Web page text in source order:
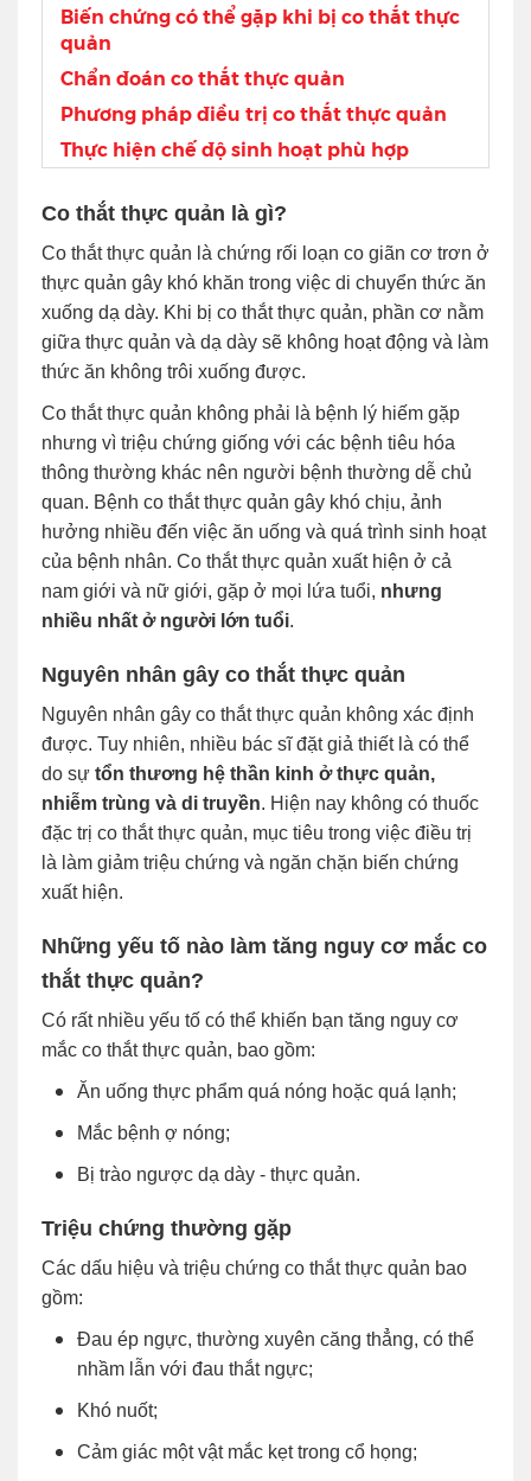
Biến chứng có thể gặp khi bị co thắt thực
quản
Chẩn đoán co thắt thực quản
Phương pháp điều trị co thắt thực quản
Thực hiện chế độ sinh hoạt phù hợp
Co thắt thực quản là gì?
Co thắt thực quản là chứng rối loạn co giãn cơ trơn ở
thực quản gây khó khăn trong việc di chuyển thức ăn
xuống dạ dày. Khi bị co thắt thực quản, phần cơ nằm
giữa thực quản và dạ dày sẽ không hoạt động và làm
thức ăn không trôi xuống được.
Co thắt thực quản không phải là bệnh lý hiếm gặp
nhưng vì triệu chứng giống với các bệnh tiêu hóa
thông thường khác nên người bệnh thường dễ chủ
quan. Bệnh co thắt thực quản gây khó chịu, ảnh
hưởng nhiều đến việc ăn uống và quá trình sinh hoạt
của bệnh nhân. Co thắt thực quản xuất hiện ở cả
nam giới và nữ giới, gặp ở mọi lứa tuổi, nhưng
nhiều nhất ở người lớn tuổi.
Nguyên nhân gây co thắt thực quản
Nguyên nhân gây co thắt thực quản không xác định
được. Tuy nhiên, nhiều bác sĩ đặt giả thiết là có thể
do sự tổn thương hệ thần kinh ở thực quản,
nhiễm trùng và di truyền. Hiện nay không có thuốc
đặc trị co thắt thực quản, mục tiêu trong việc điều trị
là làm giảm triệu chứng và ngăn chặn biến chứng
xuất hiện.
Những yếu tố nào làm tăng nguy cơ mắc co
thắt thực quản?
Có rất nhiều yếu tố có thể khiến bạn tăng nguy cơ
mắc co thắt thực quản, bao gồm:
Ăn uống thực phẩm quá nóng hoặc quá lạnh;
Mắc bệnh ợ nóng;
Bị trào ngược dạ dày - thực quản.
Triệu chứng thường gặp
Các dấu hiệu và triệu chứng co thắt thực quản bao
gồm:
Đau ép ngực, thường xuyên căng thẳng, có thể
nhầm lẫn với đau thắt ngực;
Khó nuốt;
Cảm giác một vật mắc kẹt trong cổ họng;